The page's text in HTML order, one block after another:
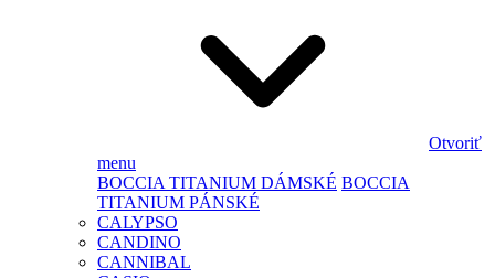
Otvoriť
menu
BOCCIA TITANIUM DÁMSKÉ BOCCIA
TITANIUM PÁNSKÉ
CALYPSO
CANDINO
CANNIBAL